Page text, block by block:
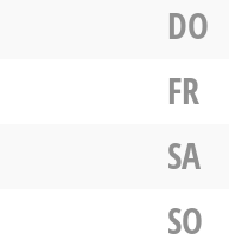
DO
FR
SA
SO